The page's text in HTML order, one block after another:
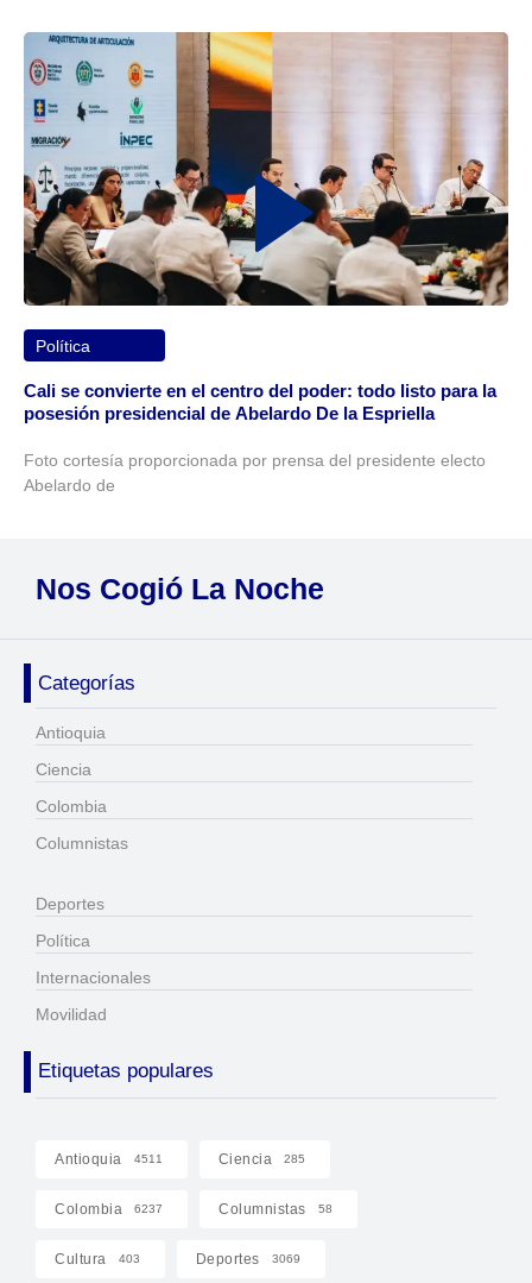
Política
Cali se convierte en el centro del poder: todo listo para la
posesión presidencial de Abelardo De la Espriella
Foto cortesía proporcionada por prensa del presidente electo
Abelardo de
Nos Cogió La Noche
Categorías
Antioquia
Ciencia
Colombia
Columnistas
Deportes
Política
Internacionales
Movilidad
Etiquetas populares
Antioquia 4511 Ciencia 285
Colombia 6237 Columnistas 58
Cultura 403 Deportes 3069